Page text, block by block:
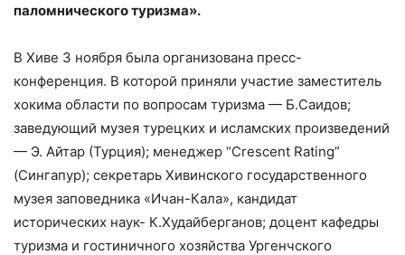
паломнического туризма».
В Хиве 3 ноября была организована пресс-
конференция. В которой приняли участие заместитель
хокима области по вопросам туризма — Б.Саидов;
заведующий музея турецких и исламских произведений
— Э. Айтар (Турция); менеджер “Crescent Rating”
(Сингапур); секретарь Хивинского государственного
музея заповедника «Ичан-Кала», кандидат
исторических наук- К.Худайберганов; доцент кафедры
туризма и гостиничного хозяйства Ургенчского